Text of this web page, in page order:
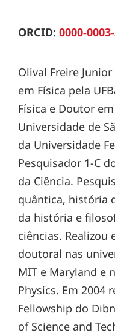
ORCID: 0000-
Olival Freire
em Física pela
Física e Doutor
Universidade de
da Universidade
Pesquisador 1-C
da Ciência.
quântica, história
da história e
ciências. Realizou
doutoral nas
MIT e Maryland e
Physics. Em 2004
Fellowship do
of Science and